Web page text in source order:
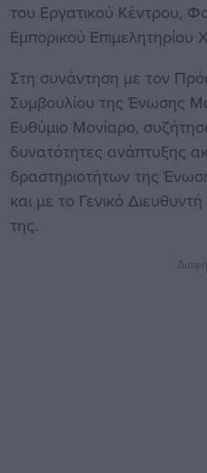
του Εργατικού Κέντρου,
Εμπορικού Επιμελητηρίου
Στη συνάντηση με τον
Συμβουλίου της Ένωσης
Ευθύμιο Μονίαρο,
δυνατότητες ανάπτυξης
δραστηριοτήτων της
και με το Γενικό
της.